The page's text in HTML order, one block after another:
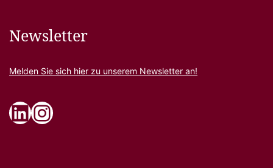
Newsletter
Melden Sie sich hier zu unserem Newsletter an!
LinkedIn
Instagram